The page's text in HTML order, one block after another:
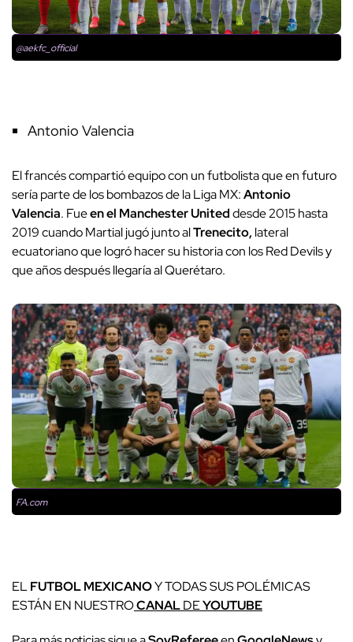
@aekfc_official
Antonio Valencia
El francés compartió equipo con un futbolista que en futuro
sería parte de los bombazos de la Liga MX:Antonio
Valencia. Fueen el Manchester Uniteddesde 2015 hasta
2019 cuando Martial jugó junto alTrenecito, lateral
ecuatoriano que logró hacer su historia con los Red Devils y
que años después llegaría al Querétaro.
FA.com
ELFUTBOL MEXICANOY TODAS SUS POLÉMICAS
ESTÁN EN NUESTROCANALDEYOUTUBE